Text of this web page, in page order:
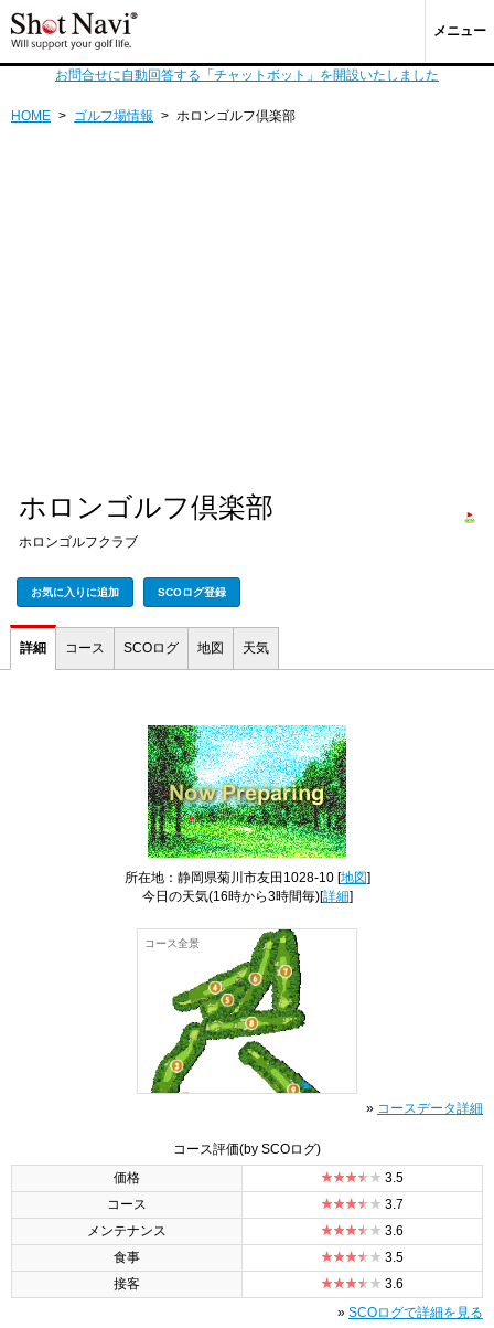
メニュー
お問合せに自動回答する「チャットボット」を開設いたしました
HOME > ゴルフ場情報 > ホロンゴルフ倶楽部
ホロンゴルフ倶楽部
ホロンゴルフクラブ
お気に入りに追加 SCOログ登録
詳細 コース SCOログ 地図 天気
所在地：静岡県菊川市友田1028-10 [地図]
今日の天気(16時から3時間毎)[詳細]
コース全景
» コースデータ詳細
コース評価(by SCOログ)
価格
3.5
コース
3.7
メンテナンス
3.6
食事
3.5
接客
3.6
» SCOログで詳細を見る